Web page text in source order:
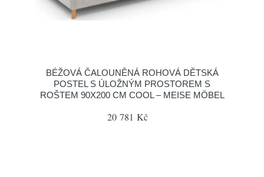
BÉŽOVÁ ČALOUNĚNÁ ROHOVÁ DĚTSKÁ
POSTEL S ÚLOŽNÝM PROSTOREM S
ROŠTEM 90X200 CM COOL – MEISE MÖBEL
20 781 Kč